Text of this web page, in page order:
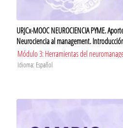
URJCx-MOOC NEUROCIENCIA PYME.
Neurociencia al management.
Módulo 3: Herramientas del
Idioma: Español